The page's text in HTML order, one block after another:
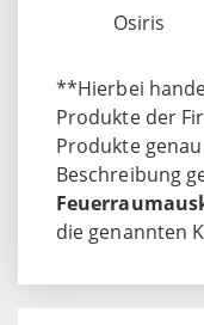
Osiris
**Hierbei
Produkte der
Produkte
Beschreibung
die genannten